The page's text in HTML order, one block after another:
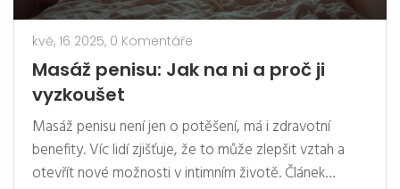
kvě, 16 2025, 0 Komentáře
Masáž penisu: Jak na ni a proč ji
vyzkoušet
Masáž penisu není jen o potěšení, má i zdravotní
benefity. Víc lidí zjišťuje, že to může zlepšit vztah a
otevřít nové možnosti v intimním životě. Článek